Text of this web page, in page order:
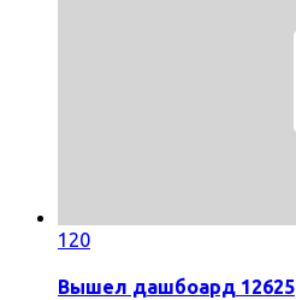
120
Вышел дашбоард 12625